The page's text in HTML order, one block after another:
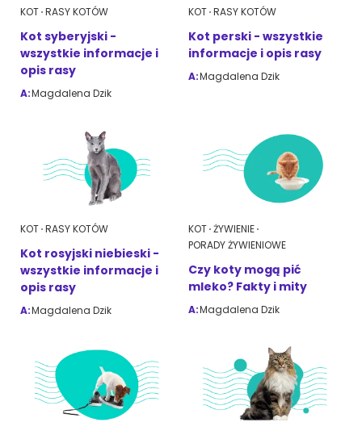
Buldog francuski
Owczarek niemiecki
Przyjazne miejsca Adopcje
ZoociaLove News
KOT RASY KOTÓW
Kot syberyjski -
wszystkie informacje i
opis rasy
A:Magdalena Dzik
KOT RASY KOTÓW
Kot perski - wszystkie
informacje i opis rasy
A:Magdalena Dzik
KOT RASY KOTÓW
Kot rosyjski niebieski -
wszystkie informacje i
opis rasy
A:Magdalena Dzik
KOT ŻYWIENIE
PORADY ŻYWIENIOWE
Czy koty mogą pić
mleko? Fakty i mity
A:Magdalena Dzik